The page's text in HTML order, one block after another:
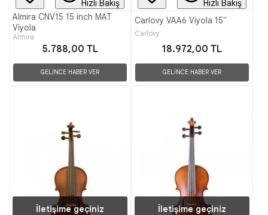
Hızlı Bakış
Almira CNV15 15 inch MAT
Viyola
Almira
5.788,00 TL
GELİNCE HABER VER
Hızlı Bakış
Carlovy VAA6 Viyola 15"
Carlovy
18.972,00 TL
GELİNCE HABER VER
İletişime geçiniz İletişime geçiniz